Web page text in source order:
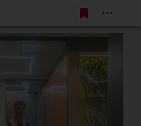
Belépés